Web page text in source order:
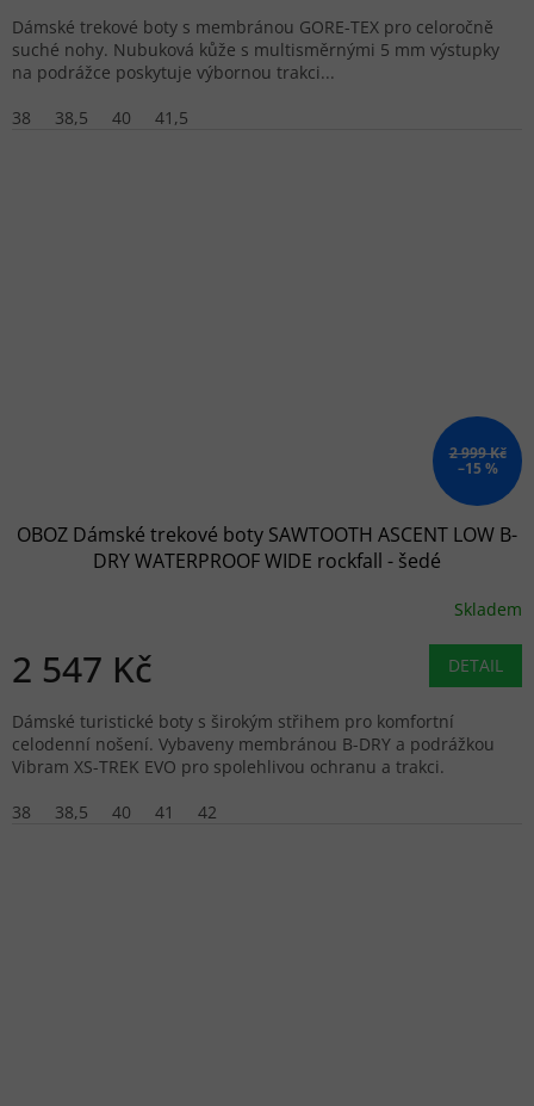
Dámské trekové boty s membránou GORE-TEX pro celoročně
suché nohy. Nubuková kůže s multisměrnými 5 mm výstupky
na podrážce poskytuje výbornou trakci...
38
38,5 40 41,5
2 999 Kč
–15 %
OBOZ Dámské trekové boty SAWTOOTH ASCENT LOW B-
DRY WATERPROOF WIDE rockfall - šedé
Skladem
2 547 Kč DETAIL
Dámské turistické boty s širokým střihem pro komfortní
celodenní nošení. Vybaveny membránou B-DRY a podrážkou
Vibram XS-TREK EVO pro spolehlivou ochranu a trakci.
38
38,5 40 41 42